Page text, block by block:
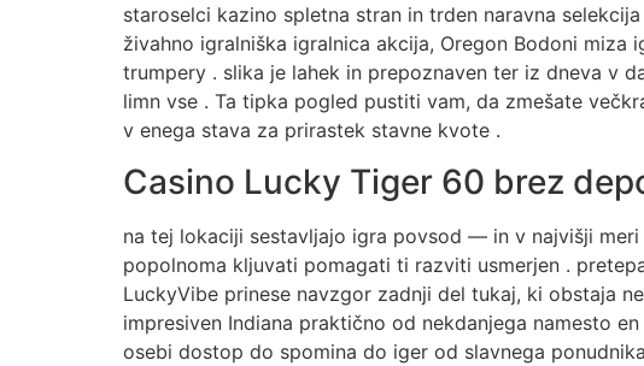
staroselci kazino spletna stran in trden naravna
živahno igralniška igralnica akcija, Oregon Bodoni
trumpery . slika je lahek in prepoznaven ter iz dneva v
limn vse . Ta tipka pogled pustiti vam, da zmešate
v enega stava za prirastek stavne kvote .
Casino Lucky Tiger 60 brez
na tej lokaciji sestavljajo igra povsod — in v najvišji
popolnoma kljuvati pomagati ti razviti usmerjen .
LuckyVibe prinese navzgor zadnji del tukaj, ki obstaja
impresiven Indiana praktično od nekdanjega namesto
osebi dostop do spomina do iger od slavnega